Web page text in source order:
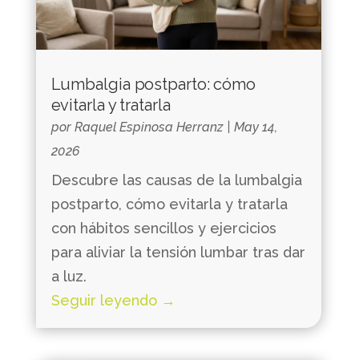
Lumbalgia postparto: cómo
evitarla y tratarla
por Raquel Espinosa Herranz| May 14,
2026
Descubre las causas de la lumbalgia
postparto, cómo evitarla y tratarla
con hábitos sencillos y ejercicios
para aliviar la tensión lumbar tras dar
a luz.
Seguir leyendo →